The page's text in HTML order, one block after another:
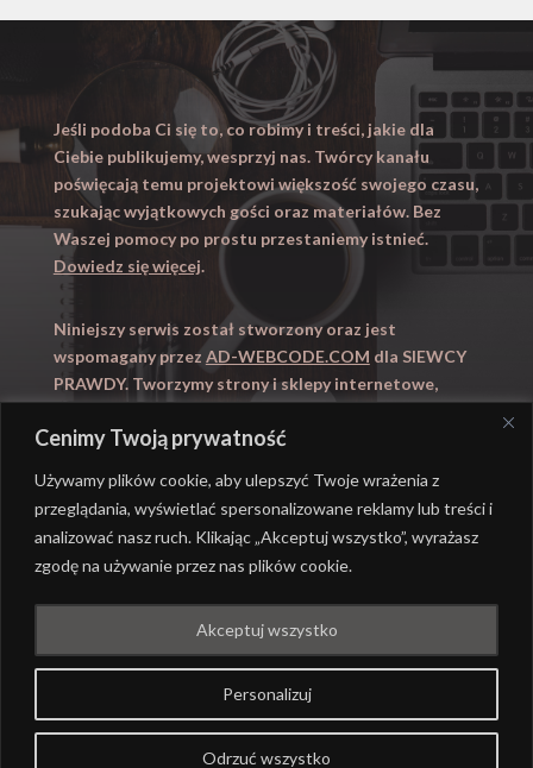
Cenimy Twoją prywatność
Używamy plików cookie, aby ulepszyć Twoje wrażenia z
przeglądania, wyświetlać spersonalizowane reklamy lub treści i
analizować nasz ruch. Klikając „Akceptuj wszystko”, wyrażasz
zgodę na używanie przez nas plików cookie.
Personalizuj
Odrzuć wszystko
Akceptuj wszystko
Jeśli podoba Ci się to, co robimy i treści, jakie dla
Ciebie publikujemy, wesprzyj nas. Twórcy kanału
poświęcają temu projektowi większość swojego czasu,
szukając wyjątkowych gości oraz materiałów. Bez
Waszej pomocy po prostu przestaniemy istnieć.
Dowiedz się więcej.
Niniejszy serwis został stworzony oraz jest
wspomagany przez AD-WEBCODE.COM dla SIEWCY
PRAWDY. Tworzymy strony i sklepy internetowe,
Zapraszamy takze naWYUCZENI.PL
AD-WEBCODE.COM
PRAWDY |POLITYKA PRYWATNOŚCI